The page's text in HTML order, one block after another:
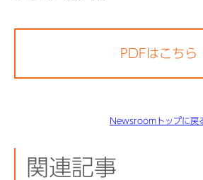
PDFはこちら
Newsroomトップに戻
関連記事